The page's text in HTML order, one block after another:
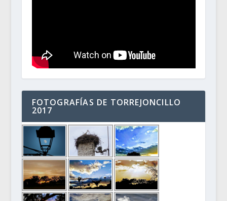
FOTOGRAFÍAS DE TORREJONCILLO
2017